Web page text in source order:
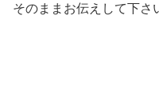
そのままお伝えして下さ